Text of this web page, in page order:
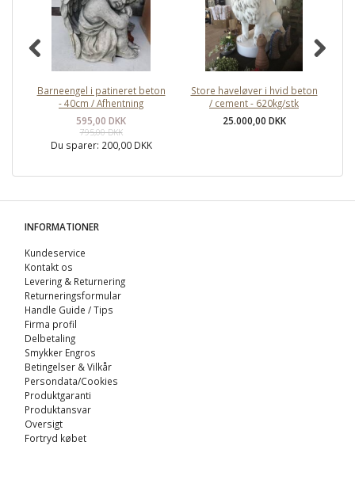
Barneengel i patineret beton
- 40cm / Afhentning
595,00 DKK
795,00 DKK
Du sparer: 200,00 DKK
Store haveløver i hvid beton
/ cement - 620kg/stk
25.000,00 DKK
INFORMATIONER
Kundeservice
Kontakt os
Levering & Returnering
Returneringsformular
Handle Guide / Tips
Firma profil
Delbetaling
Smykker Engros
Betingelser & Vilkår
Persondata/Cookies
Produktgaranti
Produktansvar
Oversigt
Fortryd købet